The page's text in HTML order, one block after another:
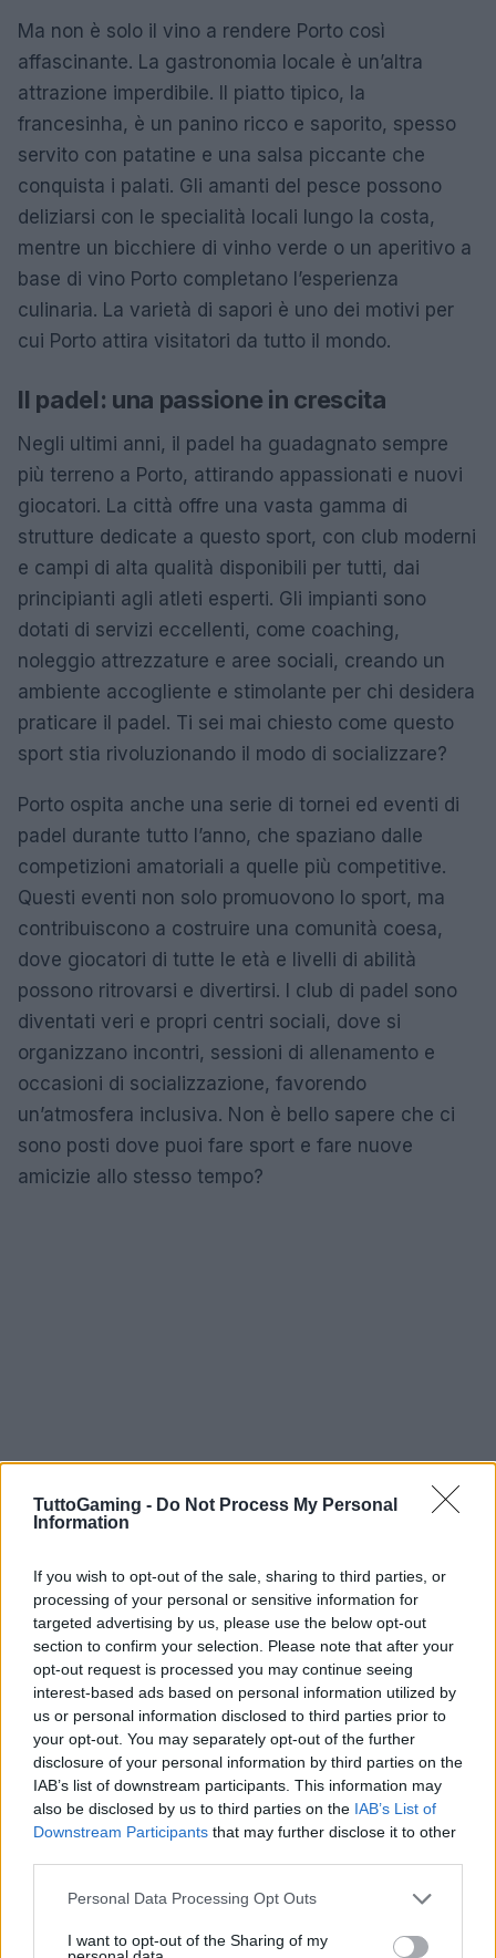
TuttoGaming - Do Not Process My Personal
Information
If you wish to opt-out of the sale, sharing to third parties, or
processing of your personal or sensitive information for
targeted advertising by us, please use the below opt-out
section to confirm your selection. Please note that after your
opt-out request is processed you may continue seeing
interest-based ads based on personal information utilized by
us or personal information disclosed to third parties prior to
your opt-out. You may separately opt-out of the further
disclosure of your personal information by third parties on the
IAB’s list of downstream participants. This information may
also be disclosed by us to third parties on the IAB’s List of
Downstream Participants that may further disclose it to other
Please note that this website/app uses one or more Google
not limited to your visit or usage behaviour. You may click to
Personal Data Processing Opt Outs
I want to opt-out of the Sharing of my
Ma non è solo il vino a rendere Porto così
affascinante. La gastronomia locale è un’altra
attrazione imperdibile. Il piatto tipico, la
francesinha, è un panino ricco e saporito, spesso
servito con patatine e una salsa piccante che
conquista i palati. Gli amanti del pesce possono
deliziarsi con le specialità locali lungo la costa,
mentre un bicchiere di vinho verde o un aperitivo a
base di vino Porto completano l’esperienza
culinaria. La varietà di sapori è uno dei motivi per
cui Porto attira visitatori da tutto il mondo.
Il padel: una passione in crescita
Negli ultimi anni, il padel ha guadagnato sempre
più terreno a Porto, attirando appassionati e nuovi
giocatori. La città offre una vasta gamma di
strutture dedicate a questo sport, con club moderni
e campi di alta qualità disponibili per tutti, dai
principianti agli atleti esperti. Gli impianti sono
dotati di servizi eccellenti, come coaching,
noleggio attrezzature e aree sociali, creando un
ambiente accogliente e stimolante per chi desidera
praticare il padel. Ti sei mai chiesto come questo
sport stia rivoluzionando il modo di socializzare?
Porto ospita anche una serie di tornei ed eventi di
padel durante tutto l’anno, che spaziano dalle
competizioni amatoriali a quelle più competitive.
Questi eventi non solo promuovono lo sport, ma
contribuiscono a costruire una comunità coesa,
dove giocatori di tutte le età e livelli di abilità
possono ritrovarsi e divertirsi. I club di padel sono
diventati veri e propri centri sociali, dove si
organizzano incontri, sessioni di allenamento e
occasioni di socializzazione, favorendo
un’atmosfera inclusiva. Non è bello sapere che ci
sono posti dove puoi fare sport e fare nuove
amicizie allo stesso tempo?
Inoltre, il padel sta diventando sempre più presente
nelle scuole e nei programmi comunitari,
contribuendo a formare la prossima generazione di
giocatori. La combinazione di un clima temperato,
strutture moderne e una comunità appassionata
rende Porto un luogo ideale per praticare questo
sport. È quindi chiaro che Porto non è solo una
meta turistica, ma un luogo dove si può vivere una
In conclusione, Porto è molto più di una semplice
meta turistica. È una città che racconta storie